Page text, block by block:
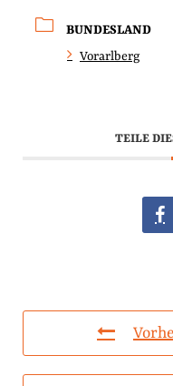
BUNDESLAND
Vorarlberg
TEILE